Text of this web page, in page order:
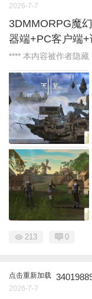
2026-7-7
3DMMORPG魔
器端+PC客户端
**** 本内容被作者隐藏
213 0
点击重新加载
2026-7-7